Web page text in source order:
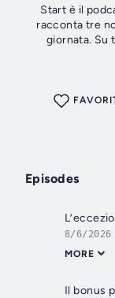
Start è il
racconta tre
giornata. Su
Episodes
8/6/2026
MORE